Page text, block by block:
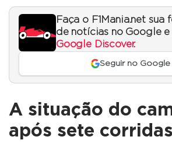
Faça o F1Mania.net sua
de notícias no Google e
Google Discover.
Seguir no Google
A situação do
após sete corridas